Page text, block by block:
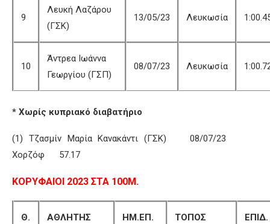
9
Λευκή Λαζάρου
(ΓΣΚ)
13/05/23 Λευκωσία
10
Άντρεα Ιωάννα
Γεωργίου (ΓΣΠ)
08/07/23 Λευκωσία
* Χωρίς κυπριακό διαβατήριο
(1) Τζασμίν Μαρία Κανακάντι (ΓΣΚ) 08/07/23
Χορζόφ 57.17
ΚΟΡΥΦΑΙΟΙ 2023 ΣΤΑ 100Μ.
Θ. ΑΘΛΗΤΗΣ ΗΜ.ΕΠ. ΤΟΠΟΣ ΕΠΙΔ.